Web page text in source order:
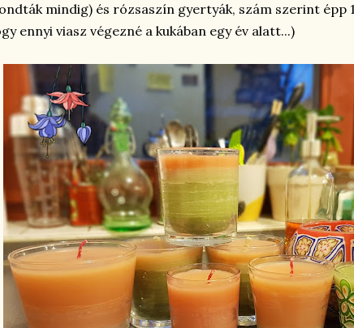
mindig) és rózsaszín gyertyák, szám szerint épp
ennyi viasz végezné a kukában egy év alatt...)